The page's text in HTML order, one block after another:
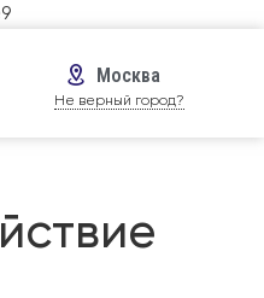
Москва
Не верный город?